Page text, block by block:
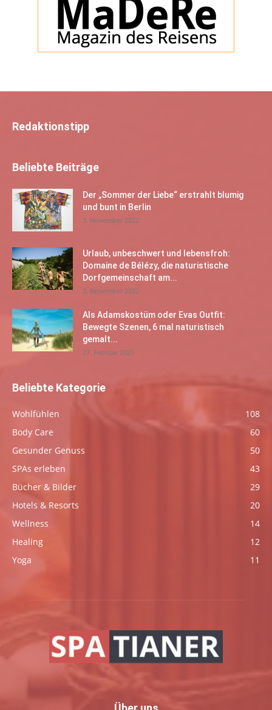
Redaktionstipp
Beliebte Beiträge
Der „Sommer der Liebe“ erstrahlt blumig
und bunt in Berlin
3. November 2022
Urlaub, unbeschwert und lebensfroh:
Domaine de Bélézy, die naturistische
Dorfgemeinschaft am...
3. November 2022
Als Adamskostüm oder Evas Outfit:
Bewegte Szenen, 6 mal naturistisch
gemalt...
27. Februar 2021
Beliebte Kategorie
Wohlfühlen
108
Body Care
60
Gesunder Genuss
50
SPAs erleben
43
Bücher & Bilder
29
Hotels & Resorts
20
Wellness
14
Healing
12
Yoga
11